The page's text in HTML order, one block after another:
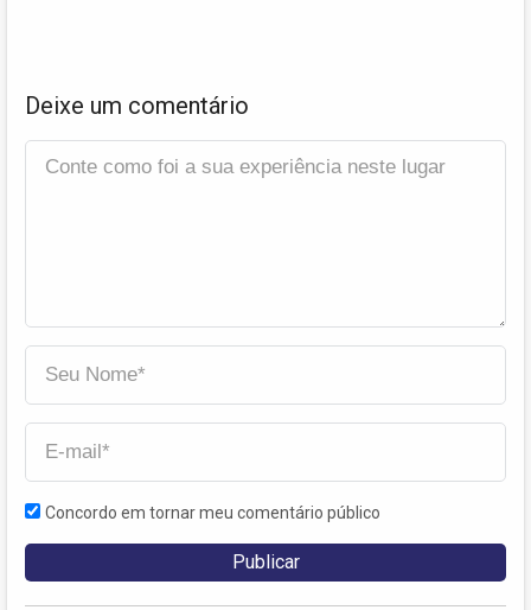
Deixe um comentário
Concordo em tornar meu comentário público